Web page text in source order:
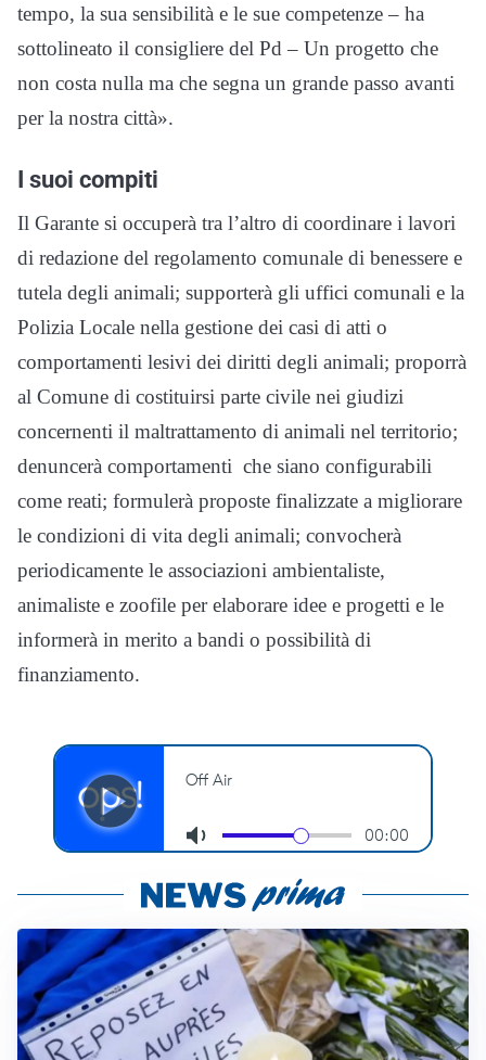
tempo, la sua sensibilità e le sue competenze – ha
sottolineato il consigliere del Pd – Un progetto che
non costa nulla ma che segna un grande passo avanti
per la nostra città».
I suoi compiti
Il Garante si occuperà tra l’altro di coordinare i lavori
di redazione del regolamento comunale di benessere e
tutela degli animali; supporterà gli uffici comunali e la
Polizia Locale nella gestione dei casi di atti o
comportamenti lesivi dei diritti degli animali; proporrà
al Comune di costituirsi parte civile nei giudizi
concernenti il maltrattamento di animali nel territorio;
denuncerà comportamenti che siano configurabili
come reati; formulerà proposte finalizzate a migliorare
le condizioni di vita degli animali; convocherà
periodicamente le associazioni ambientaliste,
animaliste e zoofile per elaborare idee e progetti e le
informerà in merito a bandi o possibilità di
finanziamento.